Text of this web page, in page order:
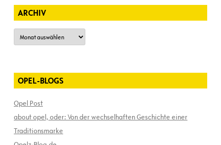
ARCHIV
Archiv
OPEL-BLOGS
Opel Post
about opel, oder: Von der wechselhaften Geschichte einer
Traditionsmarke